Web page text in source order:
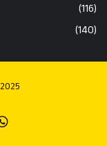
(116)
(140)
Whatsapp